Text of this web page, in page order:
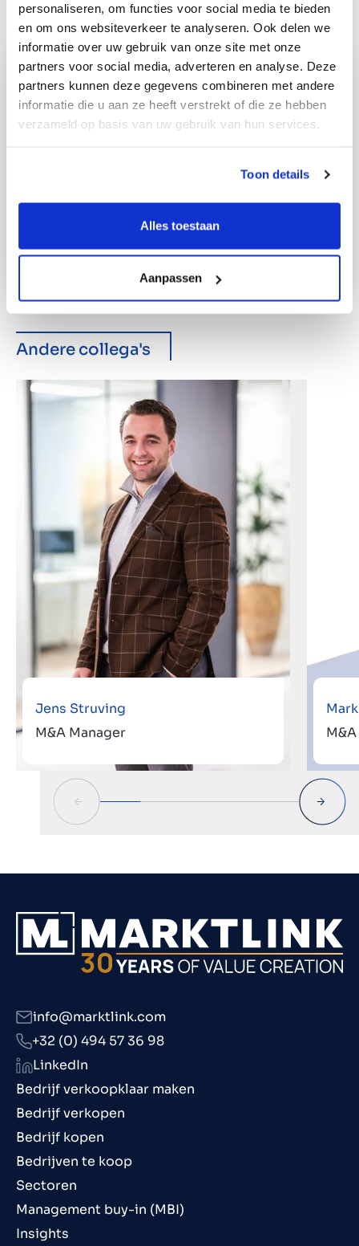
personaliseren, om functies voor social media te bieden
en om ons websiteverkeer te analyseren. Ook delen we
informatie over uw gebruik van onze site met onze
partners voor social media, adverteren en analyse. Deze
partners kunnen deze gegevens combineren met andere
informatie die u aan ze heeft verstrekt of die ze hebben
verzameld op basis van uw gebruik van hun services.
Toon details
Alles toestaan
Aanpassen
Andere collega's
Jens Struving
M&A Manager
Bedrijf verkoopklaar maken
Bedrijf verkopen
Bedrijf kopen
Bedrijven te koop
Sectoren
Management buy-in (MBI)
Insights
info@marktlink.com
+32 (0) 494 57 36 98
LinkedIn